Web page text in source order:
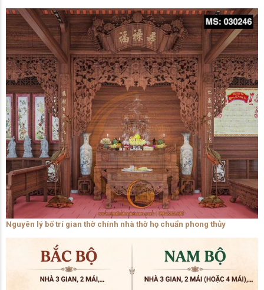
Nguyên lý bố trí gian thờ chính nhà thờ họ chuẩn phong thủy